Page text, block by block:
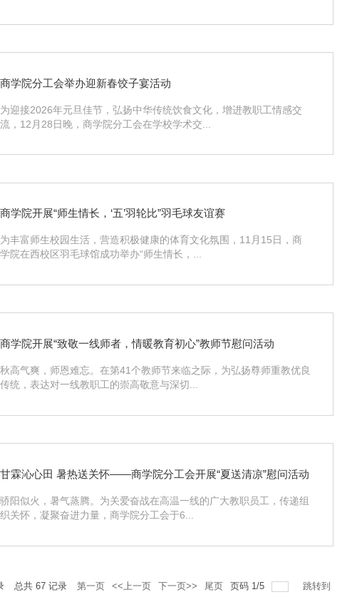
商学院分工会举办迎新春饺子宴活动
为迎接2026年元旦佳节，弘扬中华传统饮食文化，增进教职工情感交
流，12月28日晚，商学院分工会在学校学术交...
商学院开展“师生情长，‘五’羽轮比”羽毛球友谊赛
为丰富师生校园生活，营造积极健康的体育文化氛围，11月15日，商
学院在西校区羽毛球馆成功举办“师生情长，...
商学院开展“致敬一线师者，情暖教育初心”教师节慰问活动
秋高气爽，师恩难忘。在第41个教师节来临之际，为弘扬尊师重教优良
传统，表达对一线教职工的崇高敬意与深切...
甘霖沁心田 暑热送关怀——商学院分工会开展“夏送清凉”慰问活动
骄阳似火，暑气蒸腾。为关爱奋战在高温一线的广大教职员工，传递组
织关怀，凝聚奋进力量，商学院分工会于6...
总共 67记录 第一页 <<上一页 下一页>> 尾页 页码 1 /5 跳转到